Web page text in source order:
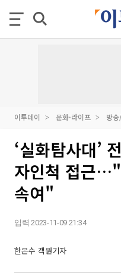
이투데이 문화·라이프 방
‘실화탐사대’
자인척 접근
속여"
입력 2023-11-09 21:34
한은수 객원기자